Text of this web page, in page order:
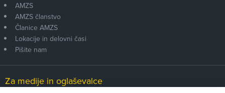
AMZS
AMZS članstvo
Članice AMZS
Lokacije in delovni časi
Pišite nam
Za medije in oglaševalce